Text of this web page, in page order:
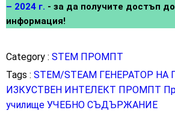
– 2024 г. - за да получите достъп
информация!
Category : STEM ПРОМПТ
Tags : STEM/STEAM ГЕНЕРАТОР
ИЗКУСТВЕН ИНТЕЛЕКТ ПРОМПТ
училище УЧЕБНО СЪДЪРЖАНИЕ